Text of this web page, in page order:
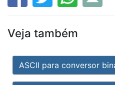
Veja também
ASCII para conversor